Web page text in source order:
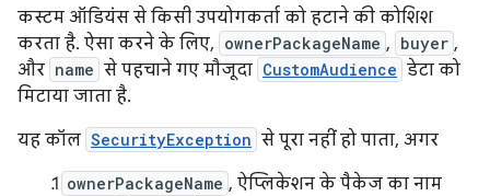
कस्टम ऑडियंस से किसी उपयोगकर्ता को हटाने की कोशिश
करता है. ऐसा करने के लिए, ownerPackageName , buyer ,
और name से पहचाने गए मौजूदा CustomAudience डेटा को
मिटाया जाता है.
यह कॉल SecurityException से पूरा नहीं हो पाता, अगर
ownerPackageName , ऐप्लिकेशन के पैकेज का नाम